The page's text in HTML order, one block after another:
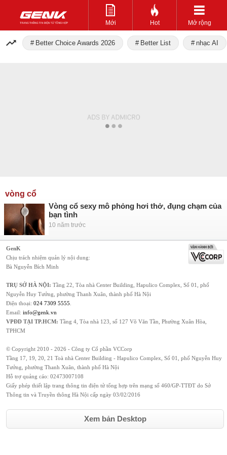
Mới Hot Mở rộng
Better Choice Awards 2026 Better List nhạc AI
vòng cổ
Vòng cổ sexy mô phỏng hơi thở, đụng chạm của
bạn tình
10 năm trước
GenK
Chịu trách nhiệm quản lý nội dung:
Bà Nguyễn Bích Minh
TRỤ SỞ HÀ NỘI: Tầng 22, Tòa nhà Center Building, Hapulico Complex, Số 01, phố
Nguyễn Huy Tưởng, phường Thanh Xuân, thành phố Hà Nội
Điện thoại: 024 7309 5555
Email: info@genk.vn
VPĐD TẠI TP.HCM: Tầng 4, Tòa nhà 123, số 127 Võ Văn Tần, Phường Xuân Hòa,
TPHCM
© Copyright 2010 - 2026 - Công ty Cổ phần VCCorp
Tầng 17, 19, 20, 21 Toà nhà Center Building - Hapulico Complex, Số 01, phố Nguyễn Huy
Tưởng, phường Thanh Xuân, thành phố Hà Nội
Hỗ trợ quảng cáo: 02473007108
Giấy phép thiết lập trang thông tin điện tử tổng hợp trên mạng số 460/GP-TTĐT do Sở
Thông tin và Truyền thông Hà Nội cấp ngày 03/02/2016
Xem bản Desktop